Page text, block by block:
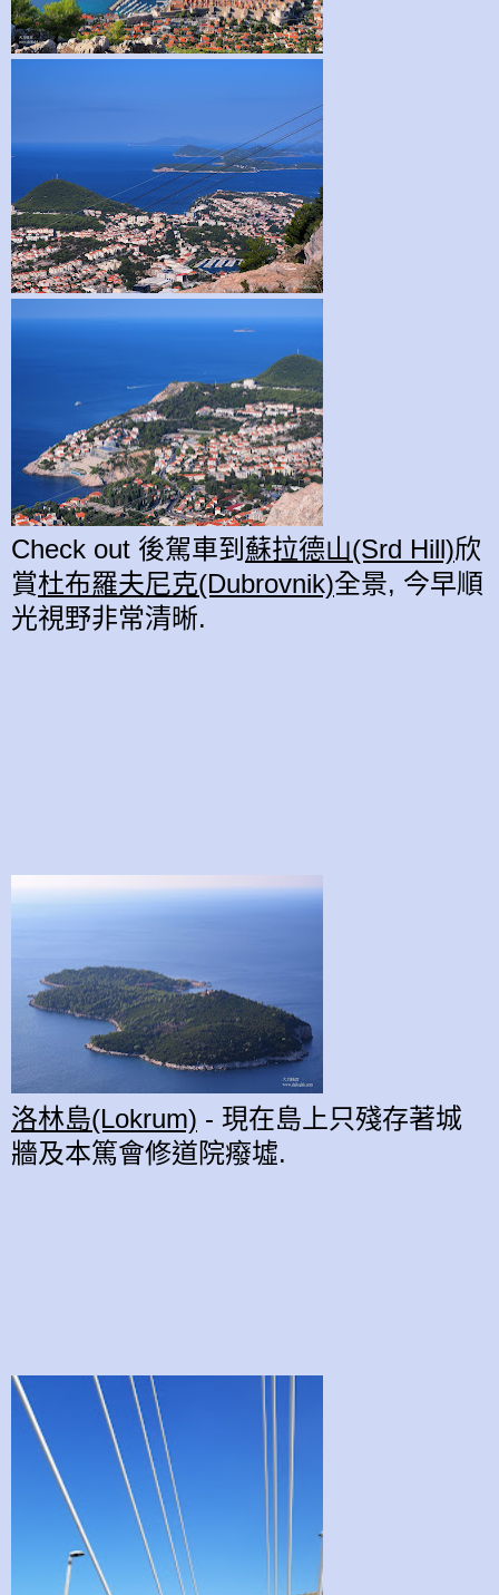
Check out 後駕車到 蘇拉德山(Srd Hill)欣
賞杜布羅夫尼克(Dubrovnik)全景, 今早順
光視野非常清晰.
洛林島(Lokrum) - 現在島上只殘存著城
牆及本篤會修道院癈墟.